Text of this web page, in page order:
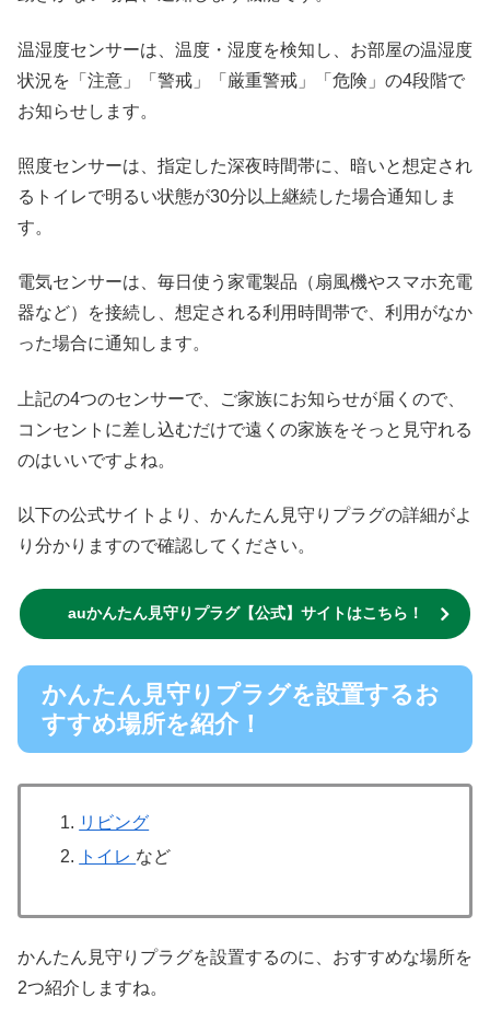
温湿度センサーは、温度・湿度を検知し、お部屋の温湿度
状況を「注意」「警戒」「厳重警戒」「危険」の4段階で
お知らせします。
照度センサーは、指定した深夜時間帯に、暗いと想定され
るトイレで明るい状態が30分以上継続した場合通知しま
す。
電気センサーは、毎日使う家電製品（扇風機やスマホ充電
器など）を接続し、想定される利用時間帯で、利用がなか
った場合に通知します。
上記の4つのセンサーで、ご家族にお知らせが届くので、
コンセントに差し込むだけで遠くの家族をそっと見守れる
のはいいですよね。
以下の公式サイトより、かんたん見守りプラグの詳細がよ
り分かりますので確認してください。
auかんたん見守りプラグ【公式】サイトはこちら！
かんたん見守りプラグを設置するお
すすめ場所を紹介！
リビング
トイレ など
かんたん見守りプラグを設置するのに、おすすめな場所を
2つ紹介しますね。